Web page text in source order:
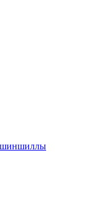
шиншиллы